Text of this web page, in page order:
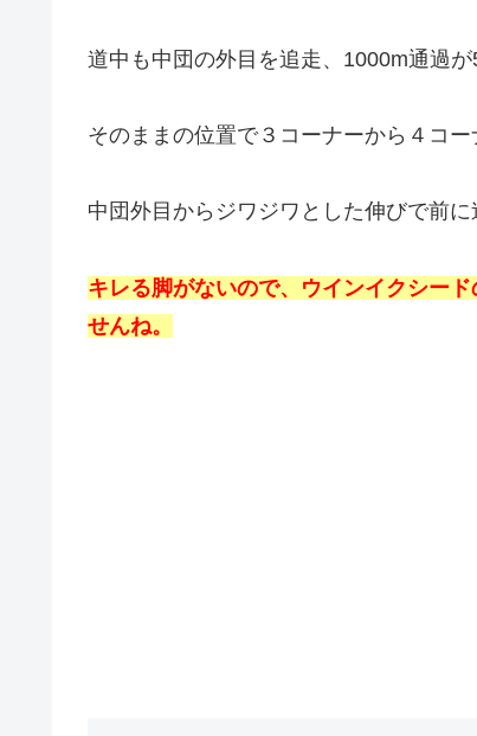
道中も中団の外目を追走、1000m通過が
そのままの位置で３コーナーから４コー
中団外目からジワジワとした伸びで前
キレる脚がないので、ウインイクシー
せんね。